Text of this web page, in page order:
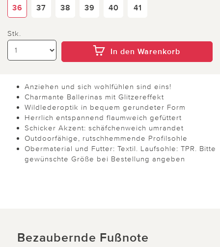
36 37 38 39 40 41
Stk.
In den Warenkorb
Anziehen und sich wohlfühlen sind eins!
Charmante Ballerinas mit Glitzereffekt
Wildlederoptik in bequem gerundeter Form
Herrlich entspannend flaumweich gefüttert
Schicker Akzent: schäfchenweich umrandet
Outdoorfähige, rutschhemmende Profilsohle
Obermaterial und Futter: Textil. Laufsohle: TPR. Bitte
gewünschte Größe bei Bestellung angeben
Bezaubernde Fußnote